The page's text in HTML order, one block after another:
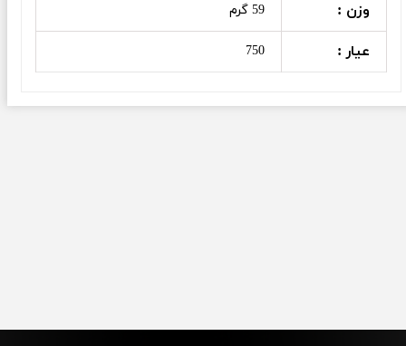
وزن : 59 گرم
عیار : 750